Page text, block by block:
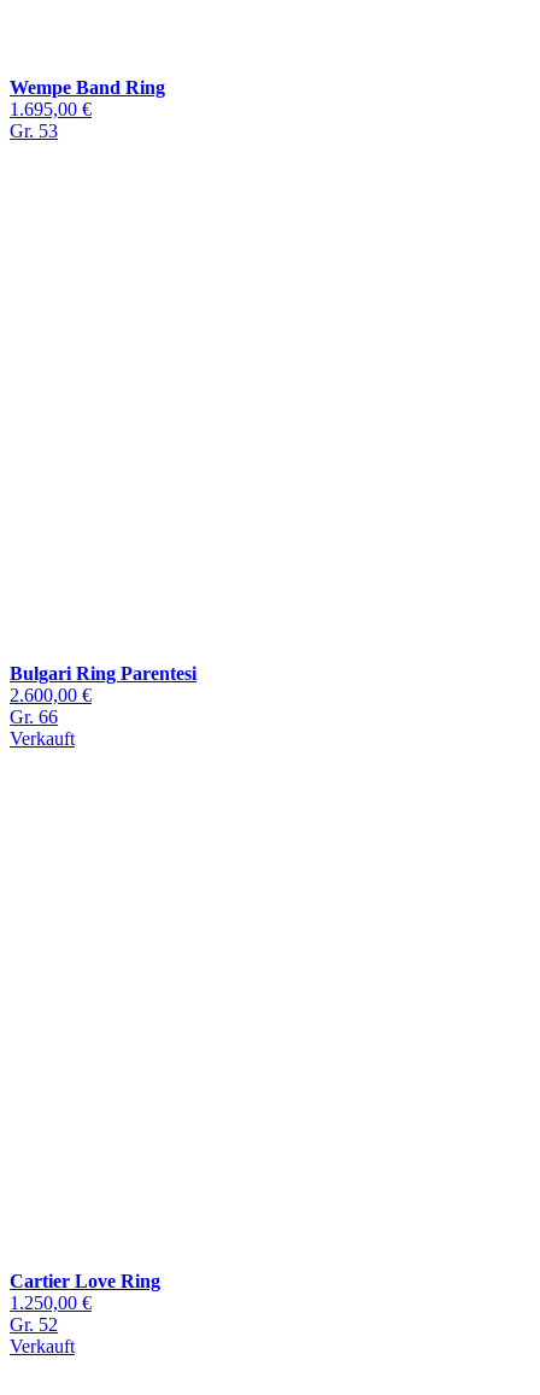
Wempe Band Ring
1.695,00 €
Gr. 53
Bulgari Ring Parentesi
2.600,00 €
Gr. 66
Verkauft
Cartier Love Ring
1.250,00 €
Gr. 52
Verkauft